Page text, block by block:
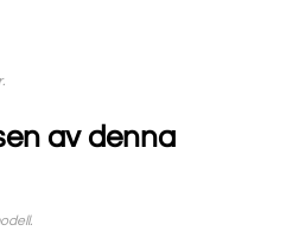
av denna